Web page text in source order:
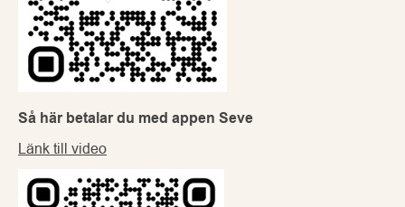
Så här betalar du med appen Seve
Länk till video